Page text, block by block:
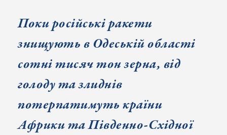
Поки російські ракети
знищують в Одеській області
сотні тисяч тон зерна, від
голоду та злиднів
потерпатимуть країни
Африки та Південно-Східної